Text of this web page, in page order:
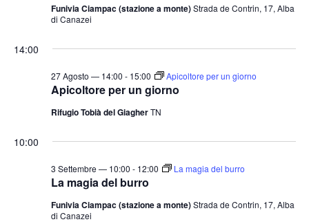
Funivia Ciampac (stazione a monte)Strada de Contrin, 17, Alba
di Canazei
14:00
Apicoltore per un giorno
27 Agosto — 14:00 - 15:00 Apicoltore per un giorno
Rifugio Tobià del GiagherTN
10:00
La magia del burro
3 Settembre — 10:00 - 12:00 La magia del burro
Funivia Ciampac (stazione a monte)Strada de Contrin, 17, Alba
di Canazei